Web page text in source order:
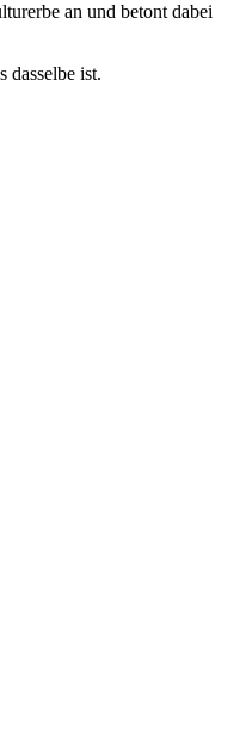
an und betont dabei
dasselbe ist.